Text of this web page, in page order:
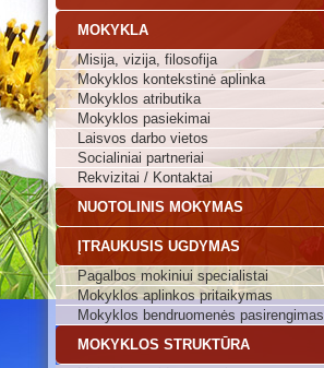
MOKYKLA
Misija, vizija, filosofija
Mokyklos kontekstinė aplinka
Mokyklos atributika
Mokyklos pasiekimai
Laisvos darbo vietos
Socialiniai partneriai
Rekvizitai / Kontaktai
NUOTOLINIS MOKYMAS
ĮTRAUKUSIS UGDYMAS
Pagalbos mokiniui specialistai
Mokyklos aplinkos pritaikymas
Mokyklos bendruomenės pasirengimas
MOKYKLOS STRUKTŪRA